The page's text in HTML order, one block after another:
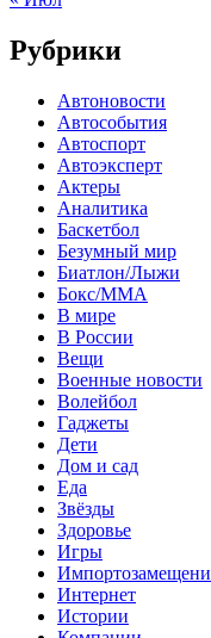
Рубрики
Автоновости
Автособытия
Автоспорт
Автоэксперт
Актеры
Аналитика
Баскетбол
Безумный мир
Биатлон/Лыжи
Бокс/MMA
В мире
В России
Вещи
Военные новости
Волейбол
Гаджеты
Дети
Дом и сад
Еда
Звёзды
Здоровье
Игры
Интернет
Истории